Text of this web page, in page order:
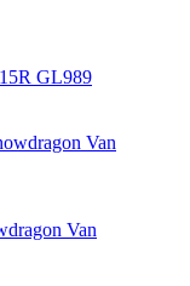
GL989
Van